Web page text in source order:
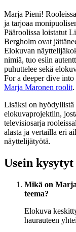
Marja Pieni!
ja tarjoaa
Pääroolissa loistatut
Bergholm ovat
Elokuvan
nimiä, tuo esiin
puhuttelee sekä
For a deeper dive
Marja Maronen roolit.
Lisäksi on hyödyllistä
elokuvaprojektiin,
televisiosarja rooleissa
alasta ja vertailla eri
näyttelijätyötä.
Usein
Mikä on Marja
teema?
Elokuva
haurauteen